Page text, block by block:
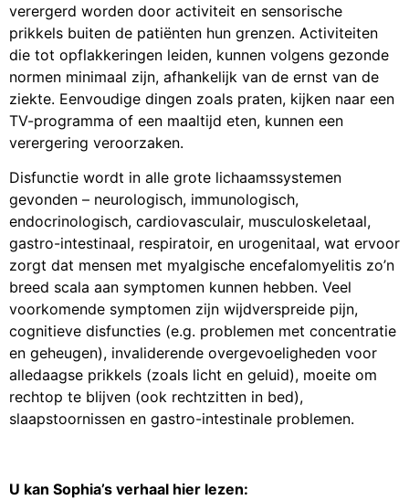
verergerd worden door activiteit en sensorische
prikkels buiten de patiënten hun grenzen. Activiteiten
die tot opflakkeringen leiden, kunnen volgens gezonde
normen minimaal zijn, afhankelijk van de ernst van de
ziekte. Eenvoudige dingen zoals praten, kijken naar een
TV-programma of een maaltijd eten, kunnen een
verergering veroorzaken.
Disfunctie wordt in alle grote lichaamssystemen
gevonden – neurologisch, immunologisch,
endocrinologisch, cardiovasculair, musculoskeletaal,
gastro-intestinaal, respiratoir, en urogenitaal, wat ervoor
zorgt dat mensen met myalgische encefalomyelitis zo’n
breed scala aan symptomen kunnen hebben. Veel
voorkomende symptomen zijn wijdverspreide pijn,
cognitieve disfuncties (e.g. problemen met concentratie
en geheugen), invaliderende overgevoeligheden voor
alledaagse prikkels (zoals licht en geluid), moeite om
rechtop te blijven (ook rechtzitten in bed),
slaapstoornissen en gastro-intestinale problemen.
U kan Sophia’s verhaal hier lezen: